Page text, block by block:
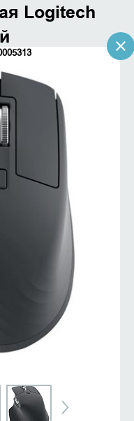
Logitech